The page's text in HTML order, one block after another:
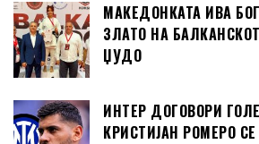
МАКЕДОНКАТА ИВА
ЗЛАТО НА
ЏУДО
ИНТЕР ДОГОВОРИ
КРИСТИЈАН РОМЕРО